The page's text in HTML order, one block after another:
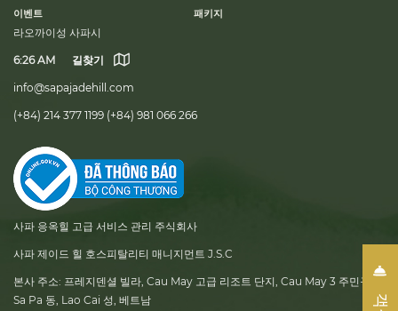
이벤트
패키지
라오까이성 사파시
6:26 AM 길찾기
info@sapajadehill.com
(+84) 214 377 1199 (+84) 981 066 266
사파 응옥힐 고급 서비스 관리 주식회사
사파 제이드 힐 호스피탈리티 매니지먼트 J.S.C
본사 주소: 프레지덴셜 빌라, Cau May 고급 리조트 단지, Cau May 3 주민구역,
Sa Pa 동, Lao Cai 성, 베트남